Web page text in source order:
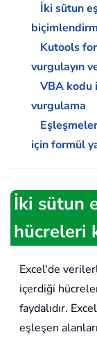
İki sütun
Kutools
vurgulayın
VBA kodu
vurgulama
için formül
İki sütun
hücreleri
Excel'de
içerdiği
faydalıdır.
eşleşen